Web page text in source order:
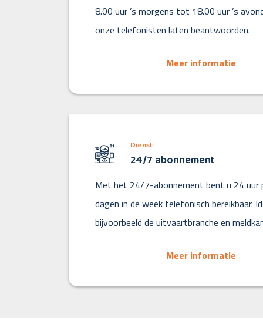
8.00 uur ’s morgens tot 18.00 uur ’s
onze telefonisten laten beantwoorden.
Meer informatie
Dienst
24/7 abonnement
Met het 24/7-abonnement bent u 24 uur
dagen in de week telefonisch bereikbaar.
bijvoorbeeld de uitvaartbranche en
Meer informatie